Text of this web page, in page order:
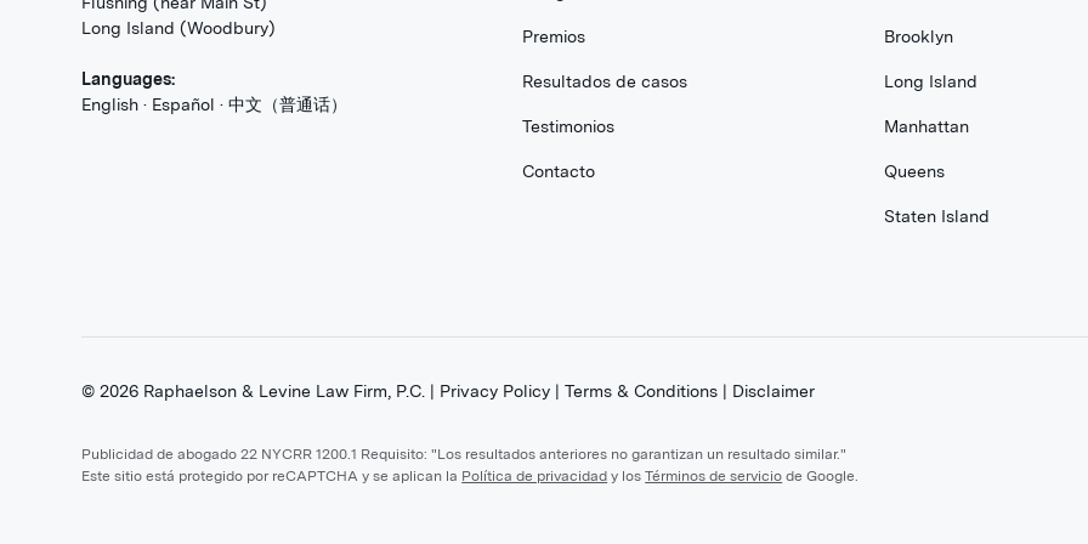
Long Island (Woodbury)
Languages:
English · Español · 中文（普通话）
Premios
Resultados de casos
Testimonios
Contacto
Brooklyn
Long Island
Manhattan
Queens
Staten Island
©2026 Raphaelson & Levine Law Firm, P.C. | Privacy Policy |Terms & Conditions | Disclaimer
Publicidad de abogado 22 NYCRR 1200.1 Requisito: "Los resultados anteriores no garantizan un resultado similar."
Este sitio está protegido por reCAPTCHA y se aplican la Política de privacidad y losTérminos de servicio de Google.